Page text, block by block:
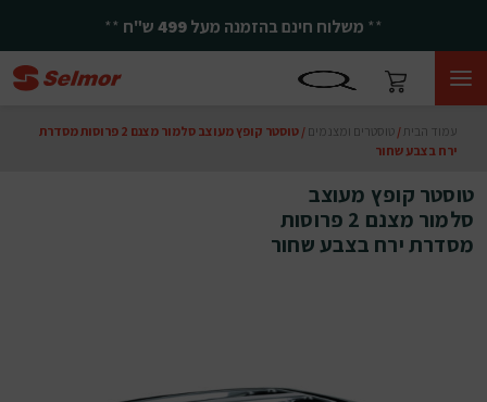
** משלוח חינם בהזמנה מעל499ש"ח **
עמוד הבית / טוסטרים ומצנמים
/ טוסטר קופץ מעוצב סלמור מצנם 2 פרוסות מסדרת
ירח בצבע שחור
טוסטר קופץ מעוצב
סלמור מצנם 2 פרוסות
מסדרת ירח בצבע שחור